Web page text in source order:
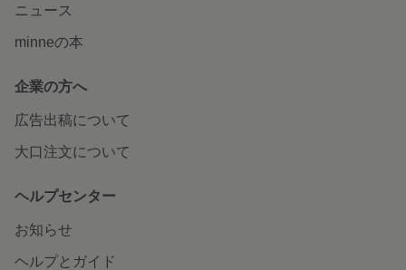
ニュース
minneの本
企業の方へ
広告出稿について
大口注文について
ヘルプセンター
お知らせ
ヘルプとガイド